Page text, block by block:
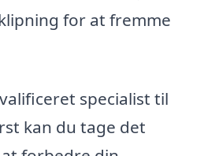
for at fremme
specialist til
kan du tage det